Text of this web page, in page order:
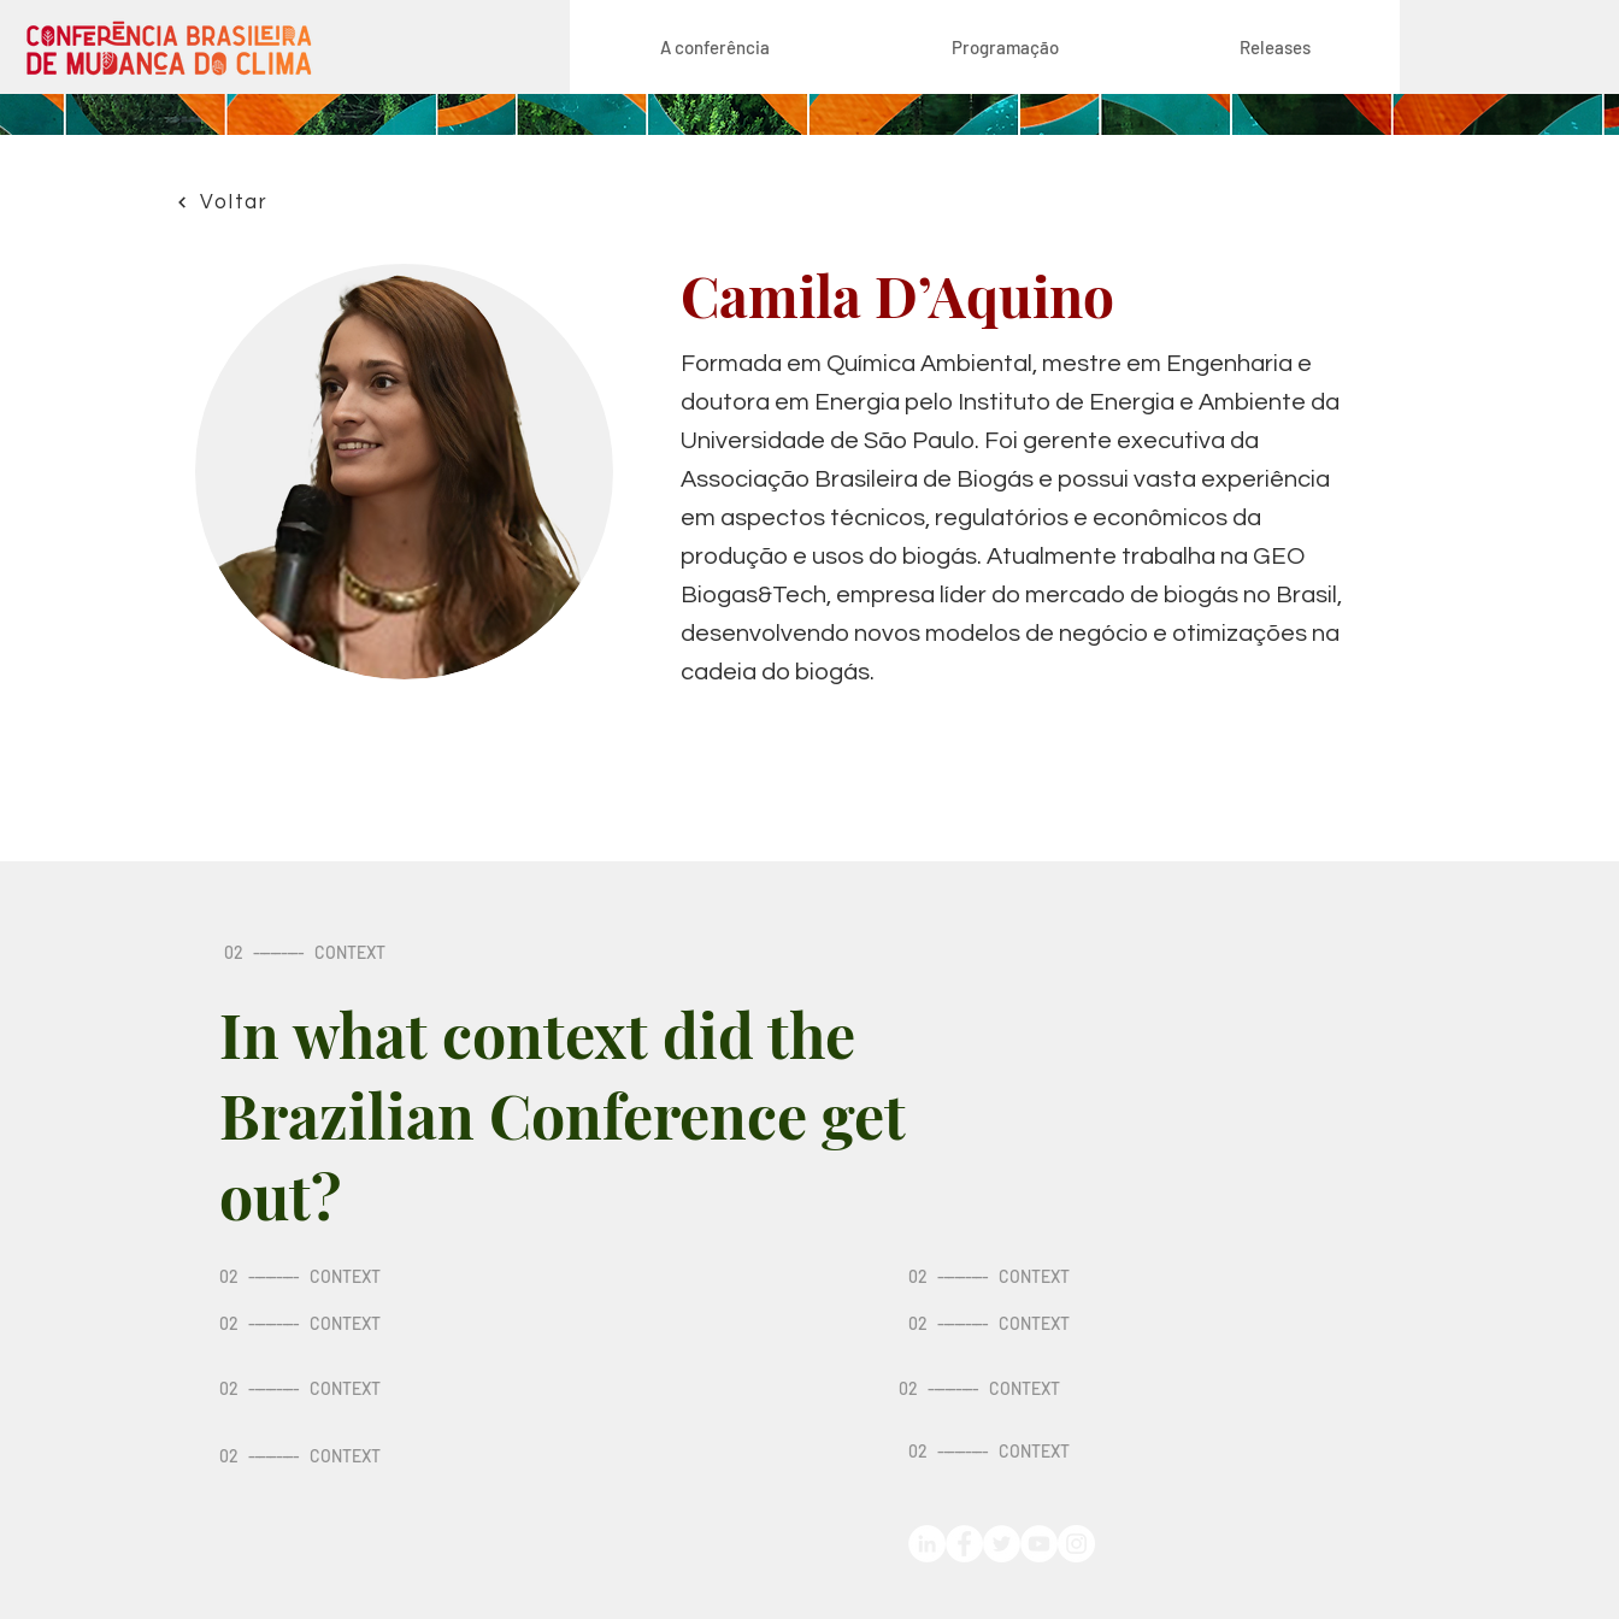
A conferência Programação Releases
Voltar
Camila D’Aquino
Formada em Química Ambiental, mestre em Engenharia e
doutora em Energia pelo Instituto de Energia e Ambiente da
Universidade de São Paulo. Foi gerente executiva da
Associação Brasileira de Biogás e possui vasta experiência
em aspectos técnicos, regulatórios e econômicos da
produção e usos do biogás. Atualmente trabalha na GEO
Biogas&Tech, empresa líder do mercado de biogás no Brasil,
desenvolvendo novos modelos de negócio e otimizações na
cadeia do biogás.
02 --------- CONTEXT
In what context did the
Brazilian Conference get
out?
02 --------- CONTEXT
02 --------- CONTEXT
02 --------- CONTEXT
02 --------- CONTEXT
02 --------- CONTEXT
02 --------- CONTEXT
02 --------- CONTEXT
02 --------- CONTEXT